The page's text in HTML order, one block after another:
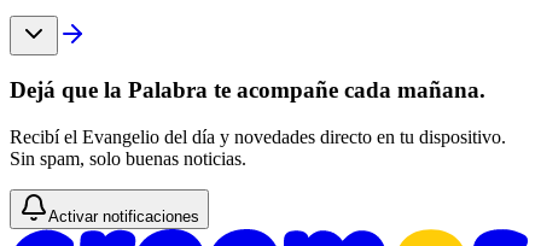
Dejá que la Palabra te acompañe cada mañana.
Recibí el Evangelio del día y novedades directo en tu dispositivo.
Sin spam, solo buenas noticias.
Activar notificaciones